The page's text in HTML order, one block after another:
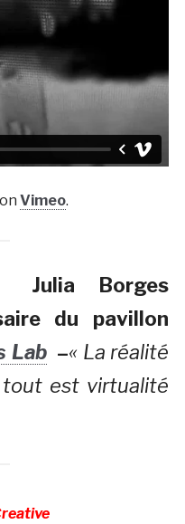
Vimeo.
Julia Borges
du pavillon
Lab –« La réalité
tout est virtualité